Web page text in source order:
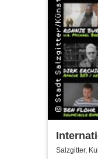
Meeting
Salzgitter,